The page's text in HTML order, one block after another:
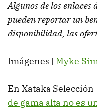
Algunos de los enlaces
pueden reportar un
disponibilidad, las
Imágenes | Myke
En Xataka Selección |
de gama alta no es